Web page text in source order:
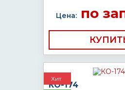
Цена:по
Хит
КО-174